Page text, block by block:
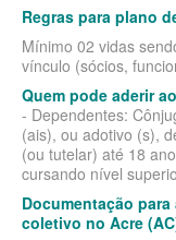
SOMPO PLANO DE
SULAMERICA
TOTAL MEDCARE
TRASMONTANO
UNIHOSP PLANO
UNIMED CENTRAL
CUIDAR ME PLANO
CRUZ AZUL PLANO
GARANTIA GS
GNDI PLANO DE
INTERCLINICAS
KIPP PLANO DE
Regras para plano
Mínimo 02 vidas
vínculo (sócios,
Quem pode aderir
- Dependentes:
(ais), ou adotivo (s),
(ou tutelar) até 18
cursando nível
Documentação
coletivo no Acre